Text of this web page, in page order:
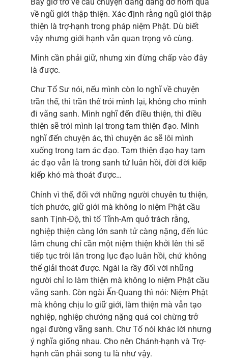
về ngũ giới thập thiện. Xác định rằng ngũ giới thập
thiện là trợ-hạnh trong pháp niệm Phật. Dù biết
vậy nhưng giới hạnh vẫn quan trọng vô cùng.
Mình cần phải giữ, nhưng xin đừng chấp vào đây
là được.
Chư Tổ Sư nói, nếu mình còn lo nghĩ về chuyện
trần thế, thì trần thế trói mình lại, không cho mình
đi vãng sanh. Mình nghĩ đến điều thiện, thì điều
thiện sẽ trói mình lại trong tam thiện đạo. Mình
nghĩ đến chuyện ác, thì chuyện ác sẽ lôi mình
xuống trong tam ác đạo. Tam thiện đạo hay tam
ác đạo vẫn là trong sanh tử luân hồi, đời đời kiếp
kiếp khó mà thoát được…
Chính vì thế, đối với những người chuyên tu thiện,
tích phước, giữ giới mà không lo niệm Phật cầu
sanh Tịnh-Độ, thì tổ Tĩnh-Am quở trách rằng,
nghiệp thiện càng lớn sanh tử càng nặng, đến lúc
lâm chung chỉ cần một niệm thiện khởi lên thì sẽ
tiếp tục trôi lăn trong lục đạo luân hồi, chứ không
thể giải thoát được. Ngài la rầy đối với những
người chỉ lo làm thiện mà không lo niệm Phật cầu
vãng sanh. Còn ngài Ấn-Quang thì nói: Niệm Phật
mà không chịu lo giữ giới, làm thiện mà vẫn tạo
nghiệp, nghiệp chướng nặng quá coi chừng trở
ngại đường vãng sanh. Chư Tổ nói khác lời nhưng
ý nghĩa giống nhau. Cho nên Chánh-hạnh và Trợ-
hạnh cần phải song tu là như vậy.